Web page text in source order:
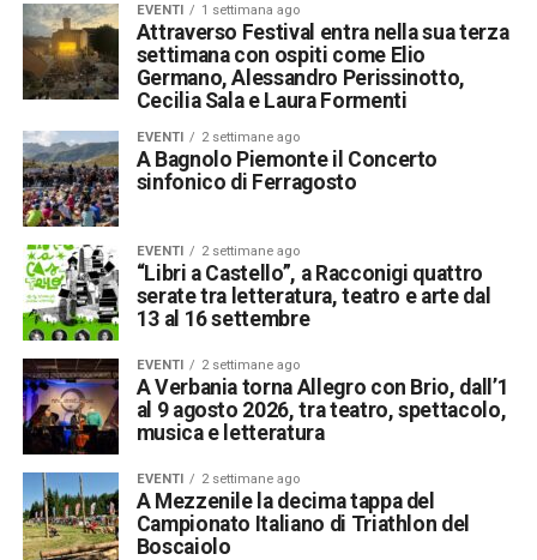
EVENTI 1 settimana ago
Attraverso Festival entra nella sua terza
settimana con ospiti come Elio
Germano, Alessandro Perissinotto,
Cecilia Sala e Laura Formenti
EVENTI 2 settimane ago
A Bagnolo Piemonte il Concerto
sinfonico di Ferragosto
EVENTI 2 settimane ago
“Libri a Castello”, a Racconigi quattro
serate tra letteratura, teatro e arte dal
13 al 16 settembre
EVENTI 2 settimane ago
A Verbania torna Allegro con Brio, dall’1
al 9 agosto 2026, tra teatro, spettacolo,
musica e letteratura
EVENTI 2 settimane ago
A Mezzenile la decima tappa del
Campionato Italiano di Triathlon del
Boscaiolo